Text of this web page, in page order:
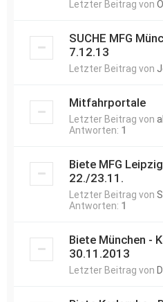
Letzter Beitrag von
SUCHE MFG
7.12.13
Letzter Beitrag von
Mitfahrportale
Letzter Beitrag von
Antworten: 1
Biete MFG
22./23.11.
Letzter Beitrag von
Antworten: 1
Biete München -
30.11.2013
Letzter Beitrag von